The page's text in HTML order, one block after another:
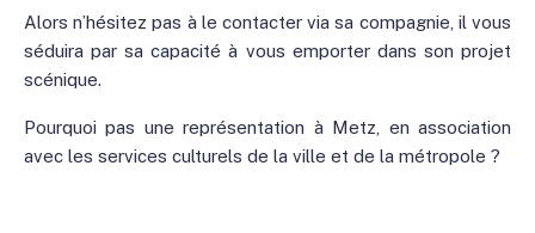
Alors n’hésitez pas à le contacter via sa compagnie, il vous
séduira par sa capacité à vous emporter dans son projet
scénique.
Pourquoi pas une représentation à Metz, en association
avec les services culturels de la ville et de la métropole ?